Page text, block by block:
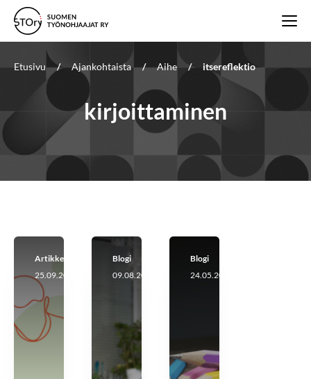
Etusivu / Ajankohtaista / Aihe / itsereflektio
kirjoittaminen
Artikkeli
25.09.2025
Blogi
09.08.2023
Blogi
24.05.2023